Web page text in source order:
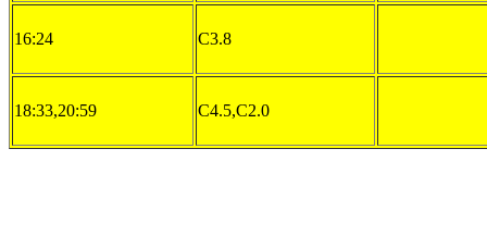
16:24 C3.8
18:33,20:59 C4.5,C2.0